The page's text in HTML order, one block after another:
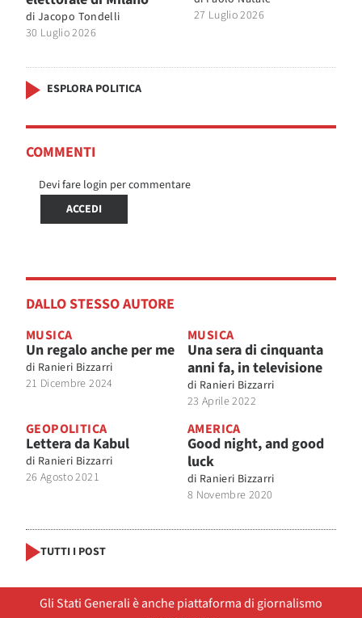
di Jacopo Tondelli
30 Luglio 2026
27 Luglio 2026
ESPLORA POLITICA
COMMENTI
Devi fare login per commentare
ACCEDI
DALLO STESSO AUTORE
MUSICA
Un regalo anche per me
di Ranieri Bizzarri
21 Dicembre 2024
MUSICA
Una sera di cinquanta
anni fa, in televisione
di Ranieri Bizzarri
23 Aprile 2022
GEOPOLITICA
Lettera da Kabul
di Ranieri Bizzarri
26 Agosto 2021
AMERICA
Good night, and good
luck
di Ranieri Bizzarri
8 Novembre 2020
TUTTI I POST
Gli Stati Generali è anche piattaforma di giornalismo